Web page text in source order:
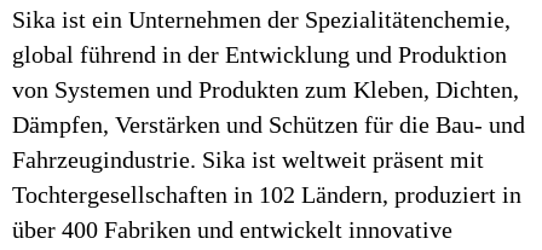
Sika ist ein Unternehmen der Spezialitätenchemie,
global führend in der Entwicklung und Produktion
von Systemen und Produkten zum Kleben, Dichten,
Dämpfen, Verstärken und Schützen für die Bau- und
Fahrzeugindustrie. Sika ist weltweit präsent mit
Tochtergesellschaften in 102 Ländern, produziert in
über 400 Fabriken und entwickelt innovative